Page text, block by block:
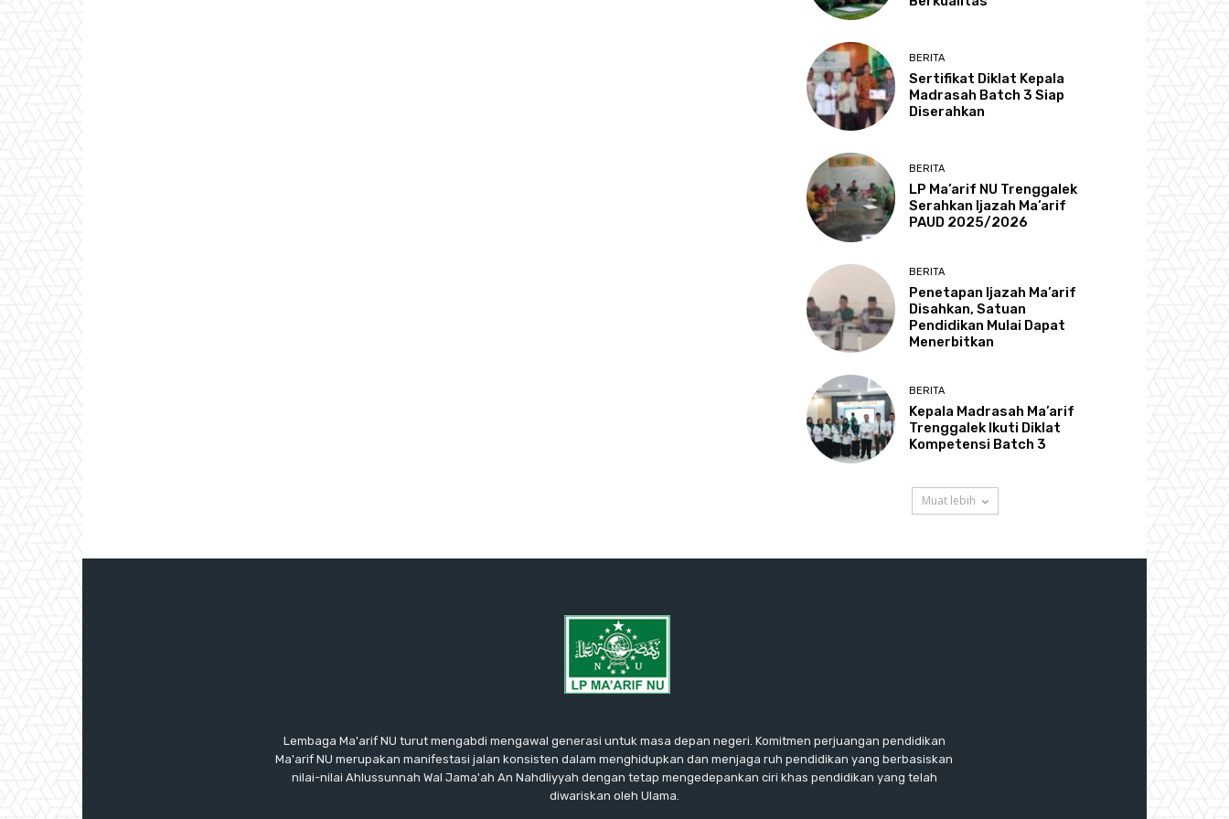
BERITA
Sertifikat Diklat Kepala
Madrasah Batch 3 Siap
Diserahkan
BERITA
LP Ma’arif NU Trenggalek
Serahkan Ijazah Ma’arif
PAUD 2025/2026
BERITA
Penetapan Ijazah Ma’arif
Disahkan, Satuan
Pendidikan Mulai Dapat
Menerbitkan
BERITA
Kepala Madrasah Ma’arif
Trenggalek Ikuti Diklat
Kompetensi Batch 3
Muat lebih
Lembaga Ma'arif NU turut mengabdi mengawal generasi untuk masa depan negeri. Komitmen perjuangan pendidikan
Ma'arif NU merupakan manifestasi jalan konsisten dalam menghidupkan dan menjaga ruh pendidikan yang berbasiskan
nilai-nilai Ahlussunnah Wal Jama'ah An Nahdliyyah dengan tetap mengedepankan ciri khas pendidikan yang telah
diwariskan oleh Ulama.